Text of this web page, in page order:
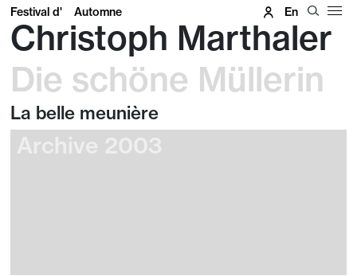
Festival d' Automne En
Christoph Marthaler
Die schöne Müllerin
La belle meunière